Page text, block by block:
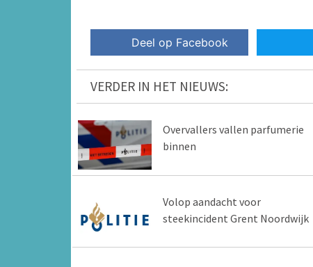
Deel op Facebook
VERDER IN HET NIEUWS:
Overvallers vallen parfumerie
binnen
Volop aandacht voor
steekincident Grent Noordwijk